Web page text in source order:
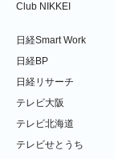
Club NIKKEI
日経Smart Work
日経BP
日経リサーチ
テレビ大阪
テレビ北海道
テレビせとうち